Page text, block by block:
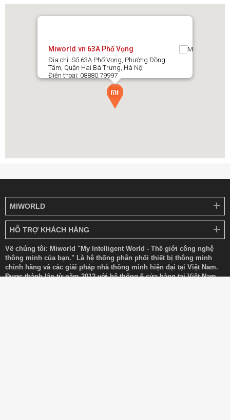
Miworld.vn 63A Phố Vọng
Địa chỉ: Số 63A Phố Vọng, Phường Đồng
Tâm, Quận Hai Bà Trưng, Hà Nội
Điện thoại: 08880.79997
MIWORLD
HỖ TRỢ KHÁCH HÀNG
Về chúng tôi: Miworld "My Intelligent World - Thế giới công nghệ
thông minh của bạn." Là hệ thống phân phối thiết bị thông minh
chính hãng và các giải pháp nhà thông minh hiện đại tại Việt Nam.
Được thành lập từ năm 2012 với hệ thống 6 cửa hàng tại Việt Nam